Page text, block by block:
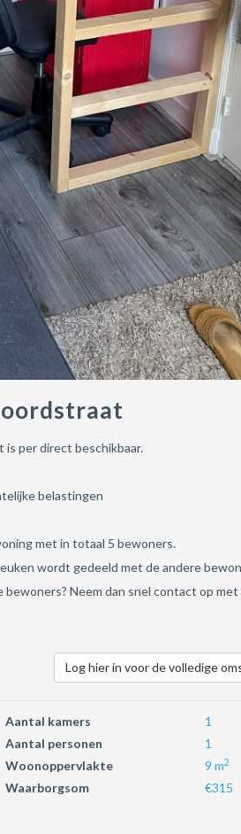
is per direct beschikbaar.
belastingen
met in totaal 5 bewoners.
wordt gedeeld met de andere
Neem dan snel contact op
Log hier in voor de volledige
Aantal kamers
1
Aantal personen
1
Woonoppervlakte 9 m2
Waarborgsom €315